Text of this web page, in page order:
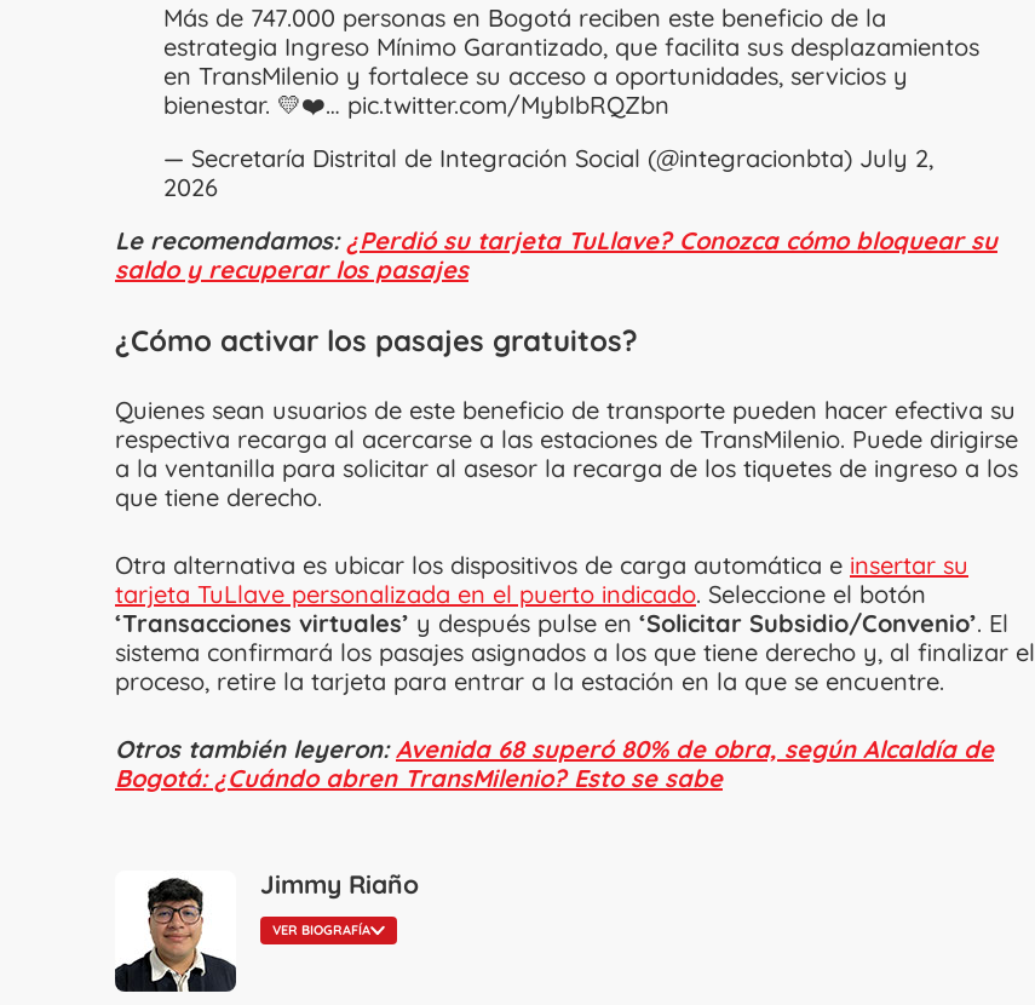
Más de 747.000 personas en Bogotá reciben este beneficio de la
estrategia Ingreso Mínimo Garantizado, que facilita sus desplazamientos
en TransMilenio y fortalece su acceso a oportunidades, servicios y
bienestar. 💛❤️… pic.twitter.com/MybIbRQZbn
— Secretaría Distrital de Integración Social (@integracionbta) July 2,
2026
Le recomendamos: ¿Perdió su tarjeta TuLlave? Conozca cómo bloquear su
saldo y recuperar los pasajes
¿Cómo activar los pasajes gratuitos?
Quienes sean usuarios de este beneficio de transporte pueden hacer efectiva su
respectiva recarga al acercarse a las estaciones de TransMilenio. Puede dirigirse
a la ventanilla para solicitar al asesor la recarga de los tiquetes de ingreso a los
que tiene derecho.
Otra alternativa es ubicar los dispositivos de carga automática e insertar su
tarjeta TuLlave personalizada en el puerto indicado. Seleccione el botón
‘Transacciones virtuales’ y después pulse en ‘Solicitar Subsidio/Convenio’. El
sistema confirmará los pasajes asignados a los que tiene derecho y, al finalizar el
proceso, retire la tarjeta para entrar a la estación en la que se encuentre.
Otros también leyeron:Avenida 68 superó 80% de obra, según Alcaldía de
Bogotá: ¿Cuándo abren TransMilenio? Esto se sabe
Jimmy Riaño
VER BIOGRAFÍA